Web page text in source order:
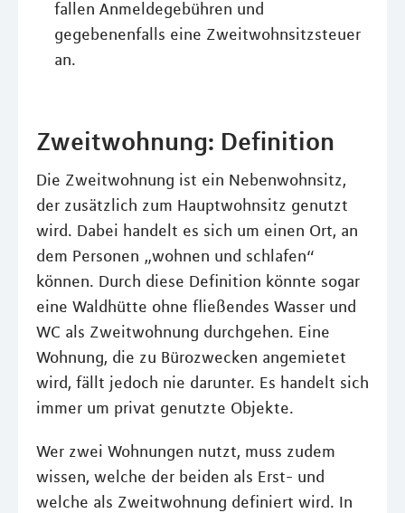
fallen Anmeldegebühren und
gegebenenfalls eine Zweitwohnsitzsteuer
an.
Zweitwohnung: Definition
Die Zweitwohnung ist ein Nebenwohnsitz,
der zusätzlich zum Hauptwohnsitz genutzt
wird. Dabei handelt es sich um einen Ort, an
dem Personen „wohnen und schlafen“
können. Durch diese Definition könnte sogar
eine Waldhütte ohne fließendes Wasser und
WC als Zweitwohnung durchgehen. Eine
Wohnung, die zu Bürozwecken angemietet
wird, fällt jedoch nie darunter. Es handelt sich
immer um privat genutzte Objekte.
Wer zwei Wohnungen nutzt, muss zudem
wissen, welche der beiden als Erst- und
welche als Zweitwohnung definiert wird. In